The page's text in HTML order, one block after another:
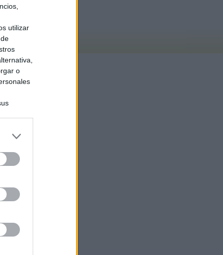
utilizar
o